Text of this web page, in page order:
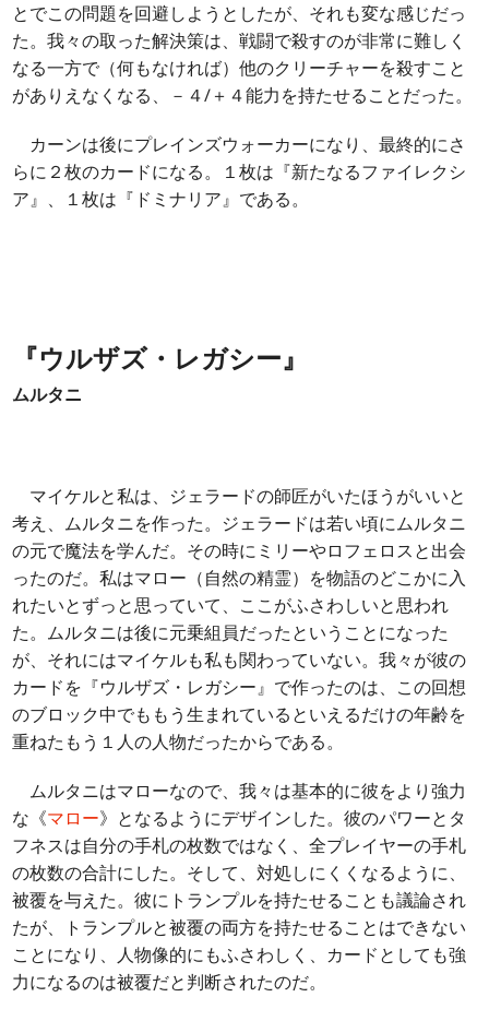
とでこの問題を回避しようとしたが、それも変な感じだっ
た。我々の取った解決策は、戦闘で殺すのが非常に難しく
なる一方で（何もなければ）他のクリーチャーを殺すこと
がありえなくなる、－４/＋４能力を持たせることだった。
カーンは後にプレインズウォーカーになり、最終的にさ
らに２枚のカードになる。１枚は『新たなるファイレクシ
ア』、１枚は『ドミナリア』である。
『ウルザズ・レガシー』
ムルタニ
マイケルと私は、ジェラードの師匠がいたほうがいいと
考え、ムルタニを作った。ジェラードは若い頃にムルタニ
の元で魔法を学んだ。その時にミリーやロフェロスと出会
ったのだ。私はマロー（自然の精霊）を物語のどこかに入
れたいとずっと思っていて、ここがふさわしいと思われ
た。ムルタニは後に元乗組員だったということになった
が、それにはマイケルも私も関わっていない。我々が彼の
カードを『ウルザズ・レガシー』で作ったのは、この回想
のブロック中でももう生まれているといえるだけの年齢を
重ねたもう１人の人物だったからである。
ムルタニはマローなので、我々は基本的に彼をより強力
な《マロー》となるようにデザインした。彼のパワーとタ
フネスは自分の手札の枚数ではなく、全プレイヤーの手札
の枚数の合計にした。そして、対処しにくくなるように、
被覆を与えた。彼にトランプルを持たせることも議論され
たが、トランプルと被覆の両方を持たせることはできない
ことになり、人物像的にもふさわしく、カードとしても強
力になるのは被覆だと判断されたのだ。